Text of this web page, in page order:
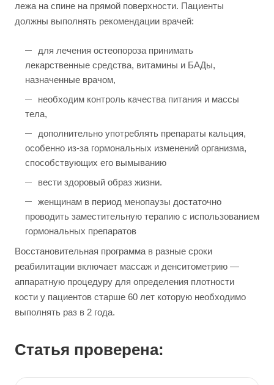
лежа на спине на прямой поверхности. Пациенты
должны выполнять рекомендации врачей:
для лечения остеопороза принимать
лекарственные средства, витамины и БАДы,
назначенные врачом,
необходим контроль качества питания и массы
тела,
дополнительно употреблять препараты кальция,
особенно из-за гормональных изменений организма,
способствующих его вымыванию
вести здоровый образ жизни.
женщинам в период менопаузы достаточно
проводить заместительную терапию с использованием
гормональных препаратов
Восстановительная программа в разные сроки
реабилитации включает массаж и денситометрию —
аппаратную процедуру для определения плотности
кости у пациентов старше 60 лет которую необходимо
выполнять раз в 2 года.
Статья проверена: